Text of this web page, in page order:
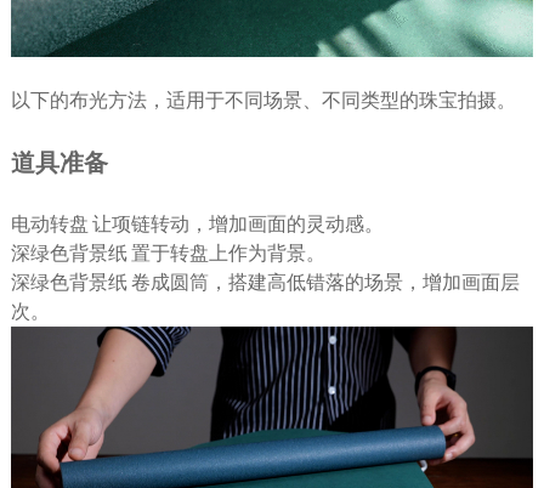
以下的布光方法，适用于不同场景、不同类型的珠宝拍摄。
道具准备
电动转盘 让项链转动，增加画面的灵动感。
深绿色背景纸 置于转盘上作为背景。
深绿色背景纸 卷成圆筒，搭建高低错落的场景，增加画面层
次。